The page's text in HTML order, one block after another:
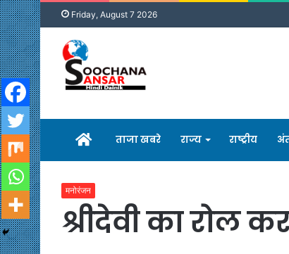
Friday, August 7 2026
होम ताजा खबरे राज्य राष्ट्रीय
मनोरंजन
श्रीदेवी का रोल